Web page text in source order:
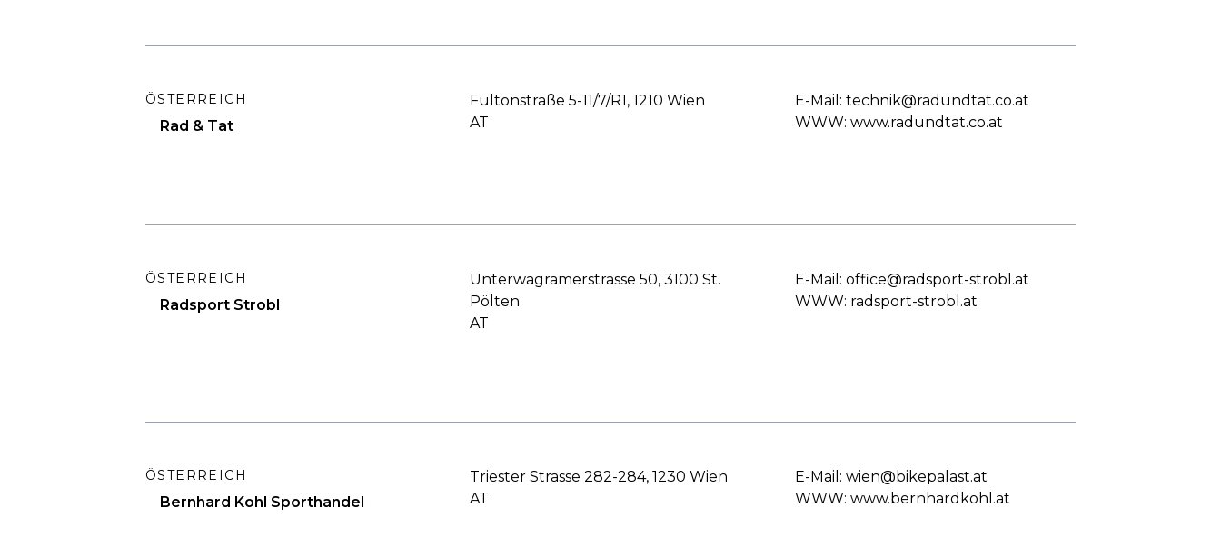
ÖSTERREICH
Rad & Tat
Fultonstraße 5-11/7/R1, 1210 Wien
AT
E-Mail: technik@radundtat.co.at
WWW: www.radundtat.co.at
ÖSTERREICH
Radsport Strobl
Unterwagramerstrasse 50, 3100 St.
Pölten
AT
E-Mail: office@radsport-strobl.at
WWW: radsport-strobl.at
ÖSTERREICH
Bernhard Kohl Sporthandel
Triester Strasse 282-284, 1230 Wien
AT
E-Mail: wien@bikepalast.at
WWW: www.bernhardkohl.at